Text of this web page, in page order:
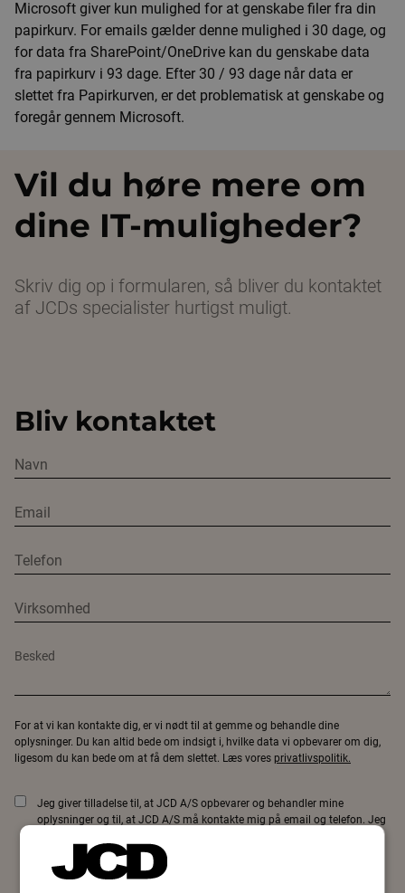
Microsoft giver kun mulighed for at genskabe filer fra din
papirkurv. For emails gælder denne mulighed i 30 dage, og
for data fra SharePoint/OneDrive kan du genskabe data
fra papirkurv i 93 dage. Efter 30 / 93 dage når data er
slettet fra Papirkurven, er det problematisk at genskabe og
foregår gennem Microsoft.
Vil du høre mere om
dine IT-muligheder?
Skriv dig op i formularen, så bliver du kontaktet
af JCDs specialister hurtigst muligt.
Bliv kontaktet
For at vi kan kontakte dig, er vi nødt til at gemme og behandle dine
oplysninger. Du kan altid bede om indsigt i, hvilke data vi opbevarer om dig,
ligesom du kan bede om at få dem slettet. Læs vores privatlivspolitik.
Jeg giver tilladelse til, at JCD A/S opbevarer og behandler mine
oplysninger og til, at JCD A/S må kontakte mig på email og telefon. Jeg
Dette websted er beskyttet af reCAPTCHA, og Googles
ogservicevilkårgælder.